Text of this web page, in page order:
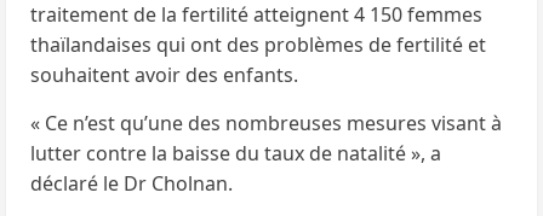
traitement de la fertilité atteignent 4 150 femmes
thaïlandaises qui ont des problèmes de fertilité et
souhaitent avoir des enfants.
« Ce n’est qu’une des nombreuses mesures visant à
lutter contre la baisse du taux de natalité », a
déclaré le Dr Cholnan.